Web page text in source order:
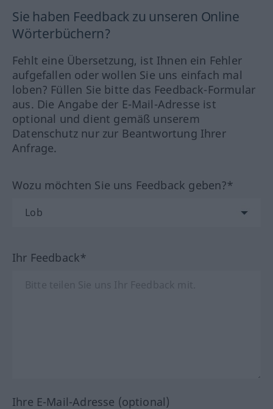
Sie haben Feedback zu unseren Online
Wörterbüchern?
Fehlt eine Übersetzung, ist Ihnen ein Fehler
aufgefallen oder wollen Sie uns einfach mal
loben? Füllen Sie bitte das Feedback-Formular
aus. Die Angabe der E-Mail-Adresse ist
optional und dient gemäß unserem
Datenschutz nur zur Beantwortung Ihrer
Anfrage.
Wozu möchten Sie uns Feedback geben?*
Ihr Feedback*
Ihre E-Mail-Adresse (optional)